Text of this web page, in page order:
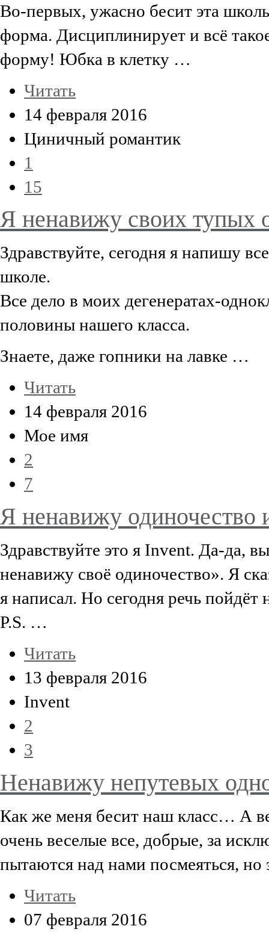
Во-первых, ужасно бесит эта
форма. Дисциплинирует и всё
форму! Юбка в клетку …
Читать
14 февраля 2016
Циничный романтик
1
15
Я ненавижу своих тупых
Здравствуйте, сегодня я напишу
школе.
Все дело в моих дегенератах-
половины нашего класса.
Знаете, даже гопники на лавке …
Читать
14 февраля 2016
Мое имя
2
7
Я ненавижу одиночество
Здравствуйте это я Invent. Да-да,
ненавижу своё одиночество». Я
я написал. Но сегодня речь пойдёт
P.S. …
Читать
13 февраля 2016
Invent
2
3
Ненавижу непутевых
Как же меня бесит наш класс… А
очень веселые все, добрые, за
пытаются над нами посмеяться, но
Читать
07 февраля 2016